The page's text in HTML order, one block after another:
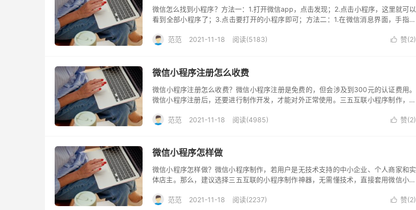
微信怎么找到小程序？方法一：1.打开微信app，点击发现；2.点击小程序，这里就可以
看到全部小程序了；3.点击要打开的小程序即可；方法二：1.在微信消息界面，手指拖
搜索小程序，找没使用过的小程序。
范范 2021-11-18 阅读(5183)  赞(2)
微信小程序注册怎么收费
微信小程序注册怎么收费？微信小程序注册是免费的，但会涉及到300元的认证费用。
微信小程序注册后，还要进行制作开发，才能对外正常使用。三五互联小程序制作，好
范范
2021-11-18 阅读(4985)  赞(2)
微信小程序怎样做
微信小程序怎样做？微信小程序制作，若用户是无技术支持的中小企业、个人商家和实
体店主。那么，建议选择三五互联的小程序制作神器，无需懂技术，直接套用微信小程
范范
2021-11-18 阅读(2237)  赞(2)